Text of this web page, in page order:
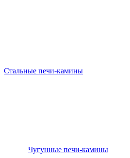
Стальные печи-камины
Чугунные печи-камины